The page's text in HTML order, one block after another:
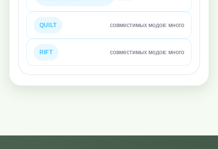
QUILT совместимых модов: много
RIFT совместимых модов: много